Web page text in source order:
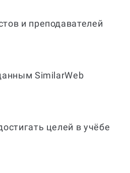
и преподавателей
SimilarWeb
целей в учёбе